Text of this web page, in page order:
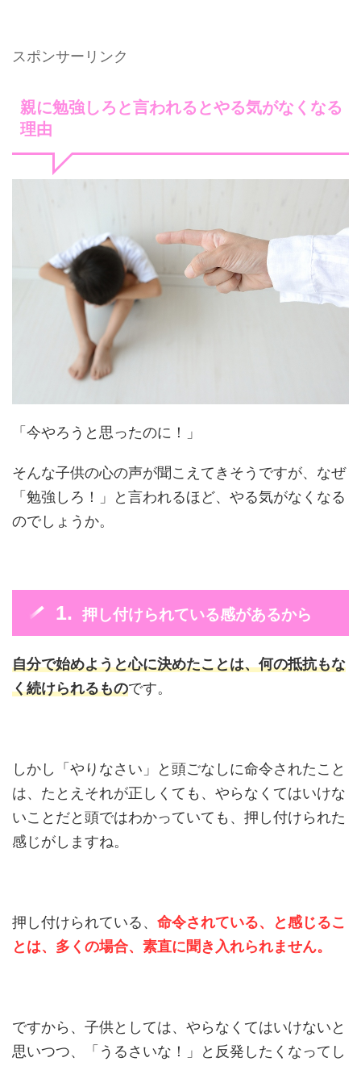
スポンサーリンク
親に勉強しろと言われるとやる気がなくなる
理由
「今やろうと思ったのに！」
そんな子供の心の声が聞こえてきそうですが、なぜ
「勉強しろ！」と言われるほど、やる気がなくなる
のでしょうか。
押し付けられている感があるから
自分で始めようと心に決めたことは、何の抵抗もな
く続けられるものです。
しかし「やりなさい」と頭ごなしに命令されたこと
は、たとえそれが正しくても、やらなくてはいけな
いことだと頭ではわかっていても、押し付けられた
感じがしますね。
押し付けられている、 命令されている、と感じるこ
とは、多くの場合、素直に聞き入れられません。
ですから、子供としては、やらなくてはいけないと
思いつつ、「うるさいな！」と反発したくなってし